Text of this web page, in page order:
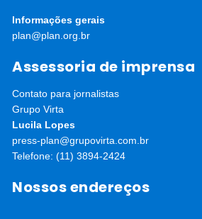
Informações gerais
plan@plan.org.br
Assessoria de imprensa
Contato para jornalistas
Grupo Virta
Lucila Lopes
press-plan@grupovirta.com.br
Telefone: (11) 3894-2424
Nossos endereços